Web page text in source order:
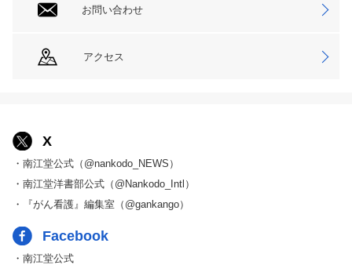
お問い合わせ
アクセス
X
・南江堂公式（@nankodo_NEWS）
・南江堂洋書部公式（@Nankodo_Intl）
・『がん看護』編集室（@gankango）
Facebook
・南江堂公式